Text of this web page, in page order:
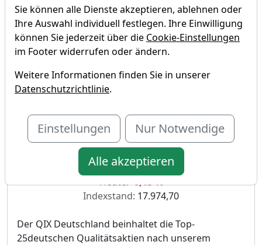
Unsere Indizes eignen sich perfekt für passive
Anlagestrategien
QIX Deutschland
Deutscher Qualitätsaktien-Index
Heute:-0,15 %
Indexstand: 17.974,70
Der QIX Deutschland beinhaltet die Top-
25deutschen Qualitätsaktien nach unserem
Sie können alle Dienste akzeptieren, ablehnen oder
Ihre Auswahl individuell festlegen. Ihre Einwilligung
können Sie jederzeit über die Cookie-Einstellungen
im Footer widerrufen oder ändern.
Weitere Informationen finden Sie in unserer
Datenschutzrichtlinie.
Einstellungen Nur Notwendige
Alle akzeptieren